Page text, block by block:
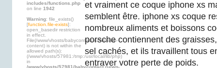
includes/functions.php
on line 1942
Warning: file_exists()
[function.file-exists]:
open_basedir restriction
in effect.
File(/www/vhosts/babycontact.ru/html/wp-
content) is not within the
allowed path(s):
(/www/vhosts/57981:/tmp:/usr/local/lib/php)
in
/www/vhosts/57981/babycontact.ru/wp-
et vraiment ce coque iphone xs
semblent être. iphone xs coque
nombreux aliments et boissons
porsche contiennent des
sel cachés, et ils travaillent tous
entraver votre perte de poids.